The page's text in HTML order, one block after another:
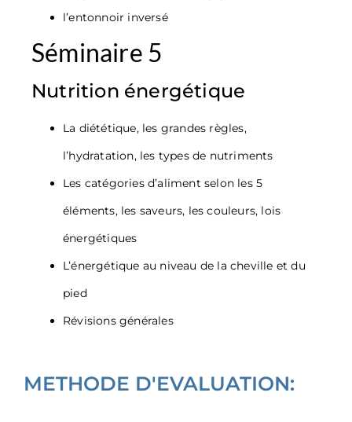
l’entonnoir inversé
Séminaire 5
Nutrition énergétique
La diététique, les grandes règles,
l’hydratation, les types de nutriments
Les catégories d’aliment selon les 5
éléments, les saveurs, les couleurs, lois
énergétiques
L’énergétique au niveau de la cheville et du
pied
Révisions générales
METHODE D'EVALUATION: